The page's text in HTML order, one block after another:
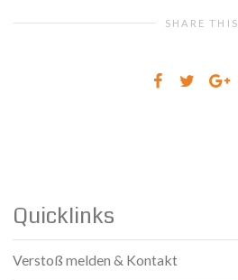
SHARE THIS
Quicklinks
Verstoß melden & Kontakt